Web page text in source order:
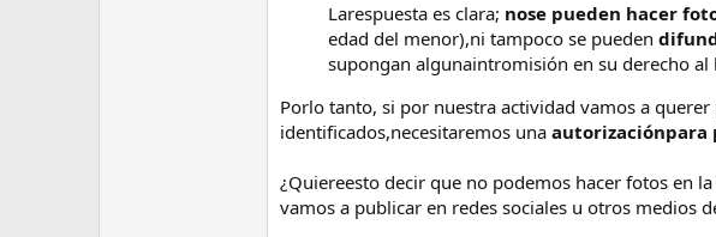
Larespuesta es clara; nose pueden hacer
edad del menor),ni tampoco se pueden
supongan algunaintromisión en su derecho
Porlo tanto, si por nuestra actividad vamos a
identificados,necesitaremos una autorizaciónpara
¿Quiereesto decir que no podemos hacer fotos en
vamos a publicar en redes sociales u otros medios